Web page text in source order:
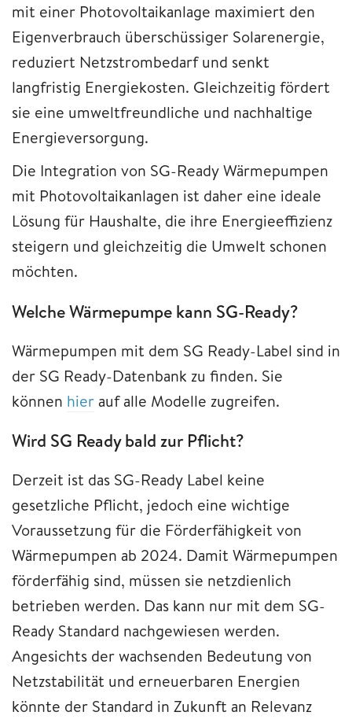
mit einer Photovoltaikanlage maximiert den
Eigenverbrauch überschüssiger Solarenergie,
reduziert Netzstrombedarf und senkt
langfristig Energiekosten. Gleichzeitig fördert
sie eine umweltfreundliche und nachhaltige
Energieversorgung.
Die Integration von SG-Ready Wärmepumpen
mit Photovoltaikanlagen ist daher eine ideale
Lösung für Haushalte, die ihre Energieeffizienz
steigern und gleichzeitig die Umwelt schonen
möchten.
Welche Wärmepumpe kann SG-Ready?
Wärmepumpen mit dem SG Ready-Label sind in
der SG Ready-Datenbank zu finden. Sie
können hier auf alle Modelle zugreifen.
Wird SG Ready bald zur Pflicht?
Derzeit ist das SG-Ready Label keine
gesetzliche Pflicht, jedoch eine wichtige
Voraussetzung für die Förderfähigkeit von
Wärmepumpen ab 2024. Damit Wärmepumpen
förderfähig sind, müssen sie netzdienlich
betrieben werden. Das kann nur mit dem SG-
Ready Standard nachgewiesen werden.
Angesichts der wachsenden Bedeutung von
Netzstabilität und erneuerbaren Energien
könnte der Standard in Zukunft an Relevanz